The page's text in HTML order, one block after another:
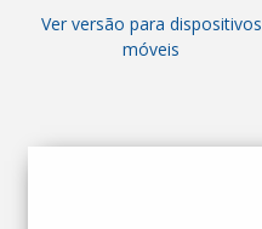
Ver versão para dispositivos
móveis